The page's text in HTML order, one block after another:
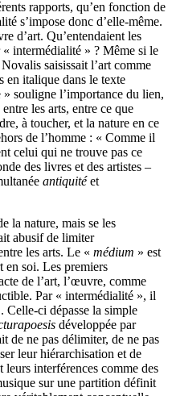
rapports, qu’en fonction de
s’impose donc d’elle-même.
d’art. Qu’entendaient les
intermédialité » ? Même si le
saisissait l’art comme
en italique dans le texte
souligne l’importance du lien,
les arts, entre ce que
à toucher, et la nature en ce
de l’homme : « Comme il
celui qui ne trouve pas ce
des livres et des artistes –
antiquitéet
la nature, mais se les
abusif de limiter
les arts. Le « médium » est
en soi. Les premiers
de l’art, l’œuvre, comme
Par « intermédialité », il
Celle-ci dépasse la simple
poesis développée par
de ne pas délimiter, de ne pas
leur hiérarchisation et de
leurs interférences comme des
sur une partition définit